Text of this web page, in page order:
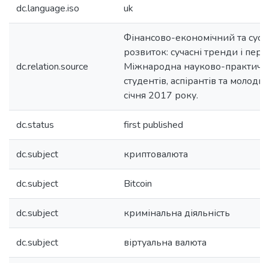
dc.language.iso uk
dc.relation.source
Фінансово-економічний та
розвиток: сучасні тренди і
Міжнародна науково-
студентів, аспірантів та
січня 2017 року.
dc.status first published
dc.subject криптовалюта
dc.subject Bitcoin
dc.subject кримінальна діяльність
dc.subject віртуальна валюта